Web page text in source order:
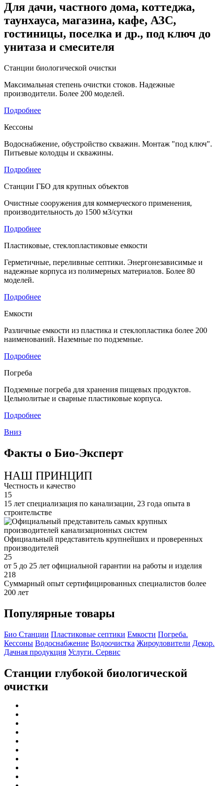
Для дачи, частного дома, коттеджа,
таунхауса, магазина, кафе, АЗС,
гостиницы, поселка и др., под ключ до
унитаза и смесителя
Станции биологической очистки
Максимальная степень очистки стоков. Надежные
производители. Более 200 моделей.
Подробнее
Кессоны
Водоснабжение, обустройство скважин. Монтаж "под ключ".
Питьевые колодцы и скважины.
Подробнее
Станции ГБО для крупных объектов
Очистные сооружения для коммерческого применения,
производительность до 1500 м3/сутки
Подробнее
Пластиковые, стеклопластиковые емкости
Герметичные, переливные септики. Энергонезависимые и
надежные корпуса из полимерных материалов. Более 80
моделей.
Подробнее
Емкости
Различные емкости из пластика и стеклопластика более 200
наименований. Наземные по подземные.
Подробнее
Погреба
Подземные погреба для хранения пищевых продуктов.
Цельнолитые и сварные пластиковые корпуса.
Подробнее
Вниз
Факты о Био-Эксперт
НАШ ПРИНЦИП
Честность и качество
15
15 лет специализация по канализации, 23 года опыта в
строительстве
Официальный представитель крупнейших и проверенных
производителей
25
от 5 до 25 лет официальной гарантии на работы и изделия
218
Суммарный опыт сертифицированных специалистов более
200 лет
Популярные товары
Био Станции Пластиковые септики Емкости Погреба.
Кессоны Водоснабжение Водоочистка Жироуловители Декор.
Дачная продукция Услуги. Сервис
Станции глубокой биологической
очистки